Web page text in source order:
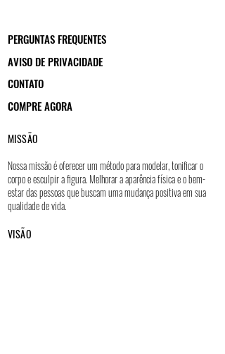
PERGUNTAS FREQUENTES
AVISO DE PRIVACIDADE
CONTATO
COMPRE AGORA
MISSÃO
Nossa missão é oferecer um método para modelar, tonificar o
corpo e esculpir a figura. Melhorar a aparência física e o bem-
estar das pessoas que buscam uma mudança positiva em sua
qualidade de vida.
VISÃO